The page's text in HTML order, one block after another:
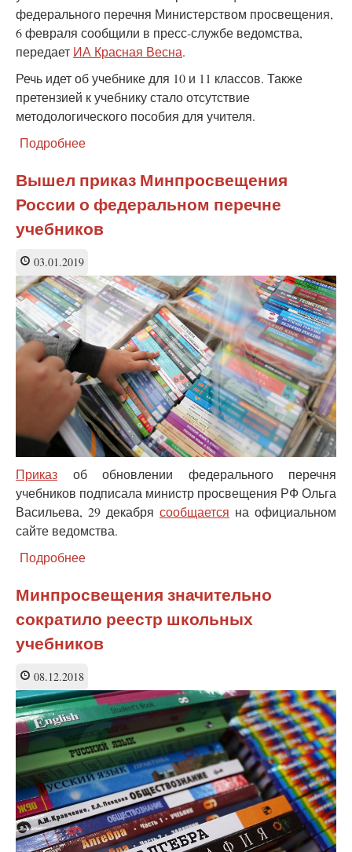
федерального перечня Министерством просвещения,
6 февраля сообщили в пресс-службе ведомства,
передает ИА Красная Весна.
Речь идет об учебнике для 10 и 11 классов. Также
претензией к учебнику стало отсутствие
методологического пособия для учителя.
Подробнее
просвещения:
учебник
по
Липсица
ошибки
Вышел приказ Минпросвещения
России о федеральном перечне
учебников
03.01.2019
Приказ об обновлении федерального перечня
учебников подписала министр просвещения РФ Ольга
Васильева, 29 декабря сообщается на официальном
сайте ведомства.
Подробнее
приказ
Минпросвещения
России
федеральном
Минпросвещения значительно
сократило реестр школьных
учебников
08.12.2018